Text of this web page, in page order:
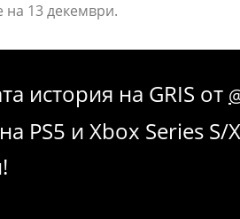
на 13 декември.
история на GRIS от
PS5 и Xbox Series